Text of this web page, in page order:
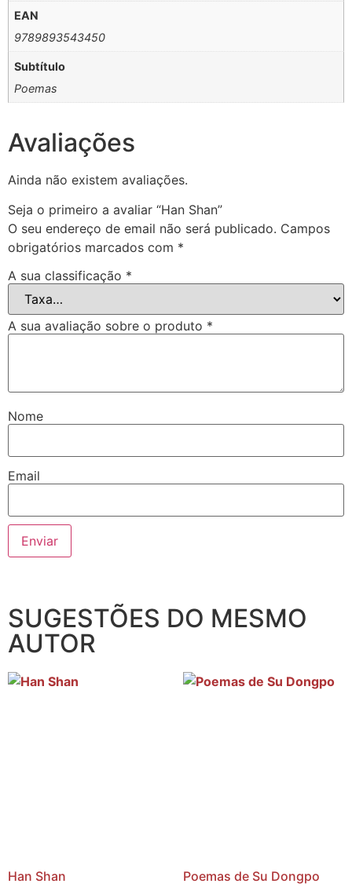
EAN
9789893543450
Subtítulo
Poemas
Avaliações
Ainda não existem avaliações.
Seja o primeiro a avaliar “Han Shan”
O seu endereço de email não será publicado. Campos
obrigatórios marcados com *
A sua classificação *
A sua avaliação sobre o produto *
Nome
Email
SUGESTÕES DO MESMO
AUTOR
Han Shan
Poemas de Su Dongpo